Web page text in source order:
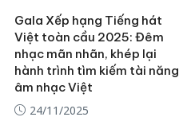
Gala Xếp hạng Tiếng hát
Việt toàn cầu 2025: Đêm
nhạc mãn nhãn, khép lại
hành trình tìm kiếm tài năng
âm nhạc Việt
24/11/2025